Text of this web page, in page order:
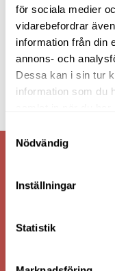
för sociala medier
vidarebefordrar
information från din
annons- och
Dessa kan i sin tur
information som du
Samtyckesval
Nödvändig
Inställningar
Statistik